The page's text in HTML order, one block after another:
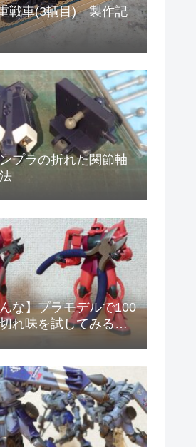
戦車(3輌目) 製作記
プラの折れた関節軸
な】プラモデルで100
れ味を試してみる